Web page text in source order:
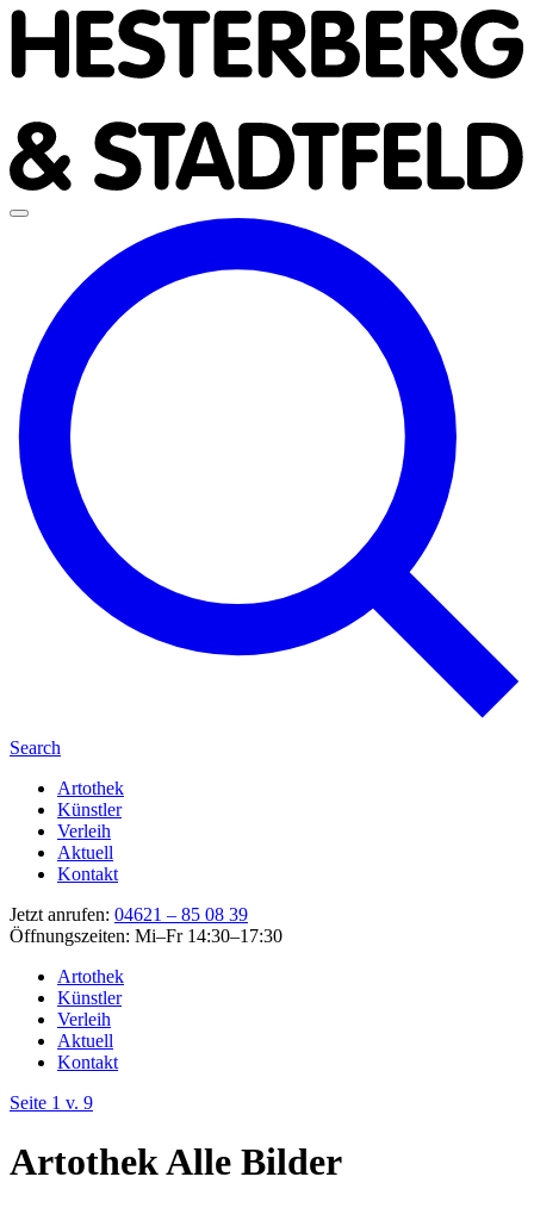
Search
Artothek
Künstler
Verleih
Aktuell
Kontakt
Jetzt anrufen: 04621 – 85 08 39
Öffnungszeiten: Mi–Fr 14:30–17:30
Artothek
Künstler
Verleih
Aktuell
Kontakt
Seite 1 v. 9
ArtothekAlle Bilder